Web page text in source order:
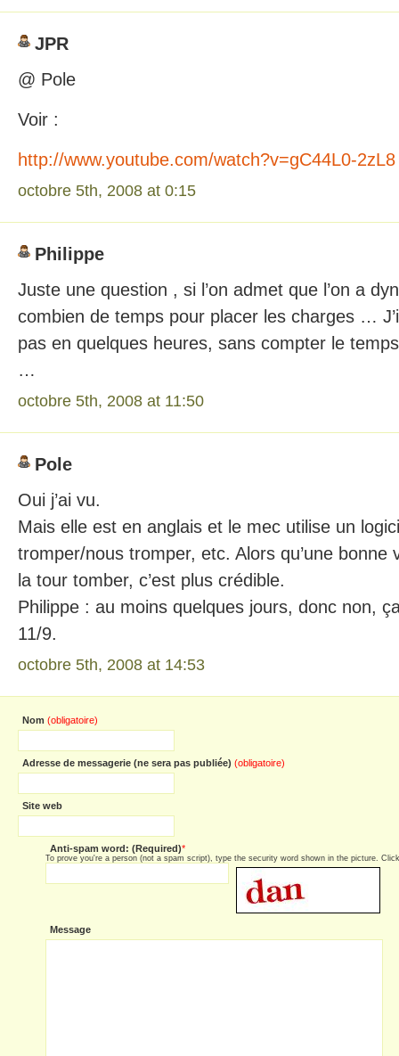
JPR
@ Pole
Voir :
http://www.youtube.com/watch?v=gC44L0-2zL8
octobre 5th, 2008 at 0:15
Philippe
Juste une question , si l’on admet que l’on a
combien de temps pour placer les charges …
pas en quelques heures, sans compter le
…
octobre 5th, 2008 at 11:50
Pole
Oui j’ai vu.
Mais elle est en anglais et le mec utilise un
tromper/nous tromper, etc. Alors qu’une bonne
la tour tomber, c’est plus crédible.
Philippe : au moins quelques jours, donc non,
11/9.
octobre 5th, 2008 at 14:53
Nom (obligatoire)
Adresse de messagerie (ne sera pas publiée) (obligatoire)
Site web
Anti-spam word: (Required)*
To prove you're a person (not a spam script), type the security word shown in the picture.
Message